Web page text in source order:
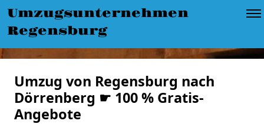
Umzugsunternehmen
Regensburg
Umzug von Regensburg nach
Dörrenberg ☛ 100 % Gratis-
Angebote